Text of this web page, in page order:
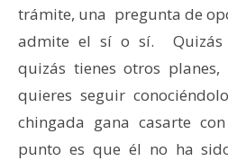
trámite, una pregunta de
admite el sí o sí. Quizás
quizás tienes otros
quieres seguir
chingada gana casarte
punto es que él no ha